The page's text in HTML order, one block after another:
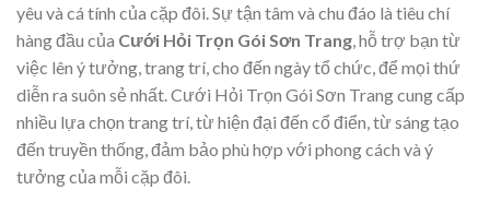
yêu và cá tính của cặp đôi. Sự tận tâm và chu đáo là tiêu chí
hàng đầu của Cưới Hỏi Trọn Gói Sơn Trang , hỗ trợ bạn từ
việc lên ý tưởng, trang trí, cho đến ngày tổ chức, để mọi thứ
diễn ra suôn sẻ nhất. Cưới Hỏi Trọn Gói Sơn Trang cung cấp
nhiều lựa chọn trang trí, từ hiện đại đến cổ điển, từ sáng tạo
đến truyền thống, đảm bảo phù hợp với phong cách và ý
tưởng của mỗi cặp đôi.